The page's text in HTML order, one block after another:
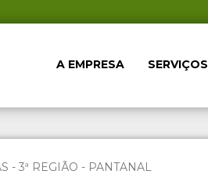
A EMPRESA SERVIÇOS
- 3ª REGIÃO - PANTANAL